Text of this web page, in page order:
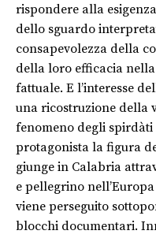
rispondere alla
dello sguardo
consapevolezza della
della loro efficacia
fattuale. E l’interesse
una ricostruzione della
fenomeno degli spirdàti
protagonista la figura
giunge in Calabria
e pellegrino
viene perseguito
blocchi documentari.